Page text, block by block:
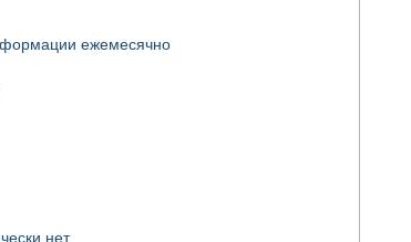
ежемесячно
нет